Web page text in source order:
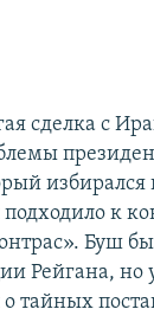
сделка с
избирался
подходило к
Буш
Рейгана, но
о тайных